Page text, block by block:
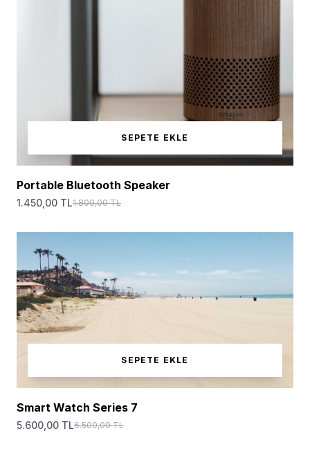
SEPETE EKLE
Portable Bluetooth Speaker
1.450,00 TL1.800,00 TL
SEPETE EKLE
Smart Watch Series 7
5.600,00 TL6.500,00 TL